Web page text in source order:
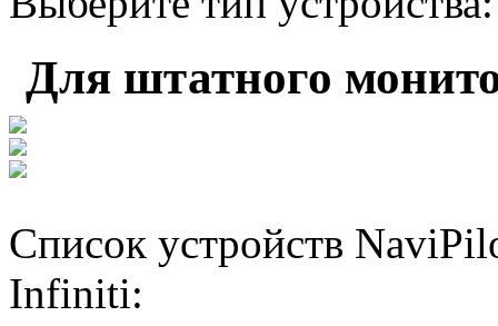
Для штатного
Список устройств
Infiniti: